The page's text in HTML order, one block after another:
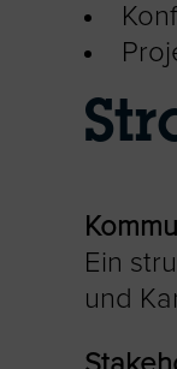
Ein
und